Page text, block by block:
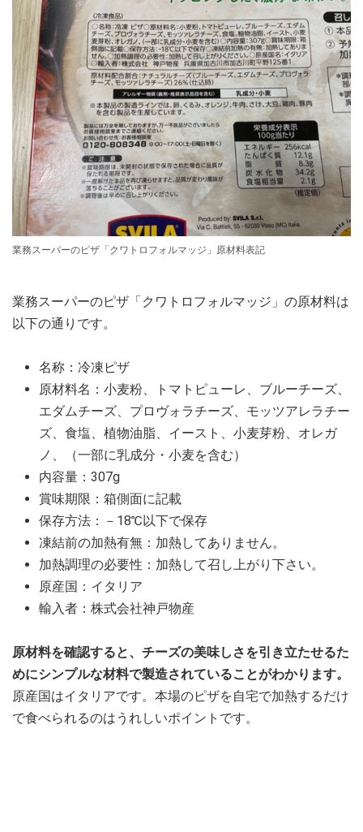
業務スーパーのピザ「クワトロフォルマッジ」原材料表記
業務スーパーのピザ「クワトロフォルマッジ」の原材料は
以下の通りです。
名称：冷凍ピザ
原材料名：小麦粉、トマトピューレ、ブルーチーズ、
エダムチーズ、プロヴォラチーズ、モッツアレラチー
ズ、食塩、植物油脂、イースト、小麦芽粉、オレガ
ノ、（一部に乳成分・小麦を含む）
内容量：307g
賞味期限：箱側面に記載
保存方法：－18℃以下で保存
凍結前の加熱有無：加熱してありません。
加熱調理の必要性：加熱して召し上がり下さい。
原産国：イタリア
輸入者：株式会社神戸物産
原材料を確認すると、チーズの美味しさを引き立たせるた
めにシンプルな材料で製造されていることがわかります。
原産国はイタリアです。本場のピザを自宅で加熱するだけ
で食べられるのはうれしいポイントです。